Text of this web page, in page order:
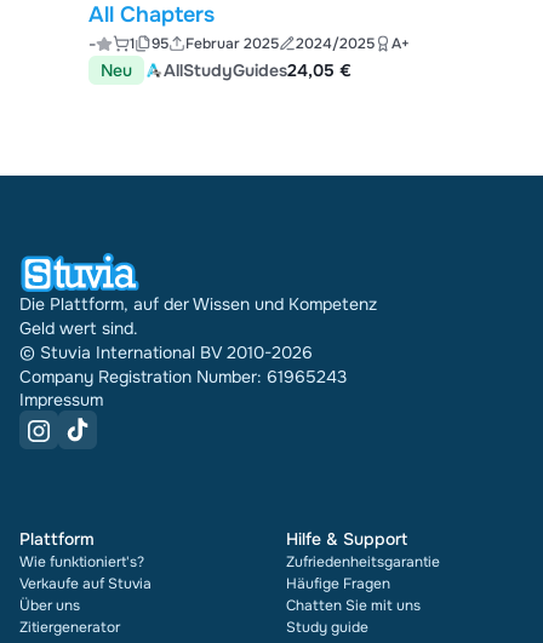
All Chapters
- 1 95 Februar 2025 2024/2025 A+
Neu AllStudyGuides24,05 €
Die Plattform, auf der Wissen und Kompetenz
Geld wert sind.
© Stuvia International BV 2010-2026
Company Registration Number: 61965243
Impressum
Plattform
Wie funktioniert's?
Verkaufe auf Stuvia
Über uns
Zitiergenerator
Hilfe & Support
Zufriedenheitsgarantie
Häufige Fragen
Chatten Sie mit uns
Study guide